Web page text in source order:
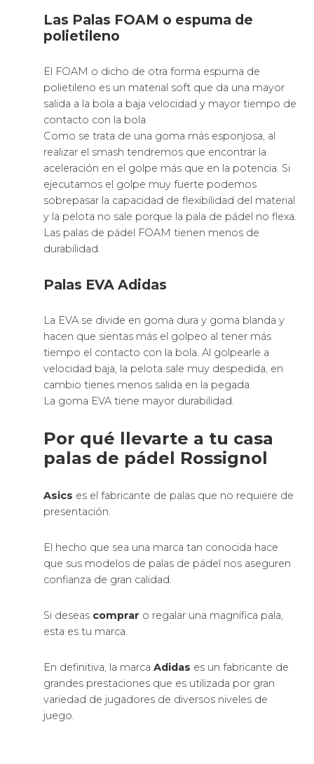
Las Palas FOAM o espuma de
polietileno
El FOAM o dicho de otra forma espuma de
polietileno es un material soft que da una mayor
salida a la bola a baja velocidad y mayor tiempo de
contacto con la bola.
Como se trata de una goma más esponjosa, al
realizar el smash tendremos que encontrar la
aceleración en el golpe más que en la potencia. Si
ejecutamos el golpe muy fuerte podemos
sobrepasar la capacidad de flexibilidad del material
y la pelota no sale porque la pala de pádel no flexa.
Las palas de pádel FOAM tienen menos de
durabilidad.
Palas EVA Adidas
La EVA se divide en goma dura y goma blanda y
hacen que sientas más el golpeo al tener más
tiempo el contacto con la bola. Al golpearle a
velocidad baja, la pelota sale muy despedida, en
cambio tienes menos salida en la pegada.
La goma EVA tiene mayor durabilidad.
Por qué llevarte a tu casa
palas de pádel Rossignol
Asics es el fabricante de palas que no requiere de
presentación.
El hecho que sea una marca tan conocida hace
que sus modelos de palas de pádel nos aseguren
confianza de gran calidad.
Si deseas comprar o regalar una magnífica pala,
esta es tu marca.
En definitiva, la marcaAdidas es un fabricante de
grandes prestaciones que es utilizada por gran
variedad de jugadores de diversos niveles de
juego.